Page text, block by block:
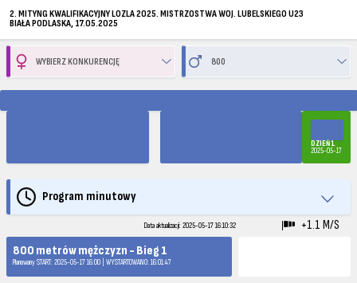
2. MITYNG KWALIFIKACYJNY LOZLA 2025. MISTRZOSTWA WOJ. LUBELSKIEGO U23
BIAŁA PODLASKA, 17.05.2025
DZIEŃ 1
2025-05-17
Program minutowy
Data aktualizacji: 2025-05-17 16:10:32
+1.1 M/S
800 metrów mężczyzn - Bieg 1
Planowany START: 2025-05-17 16:00 | WYSTARTOWANO: 16:01:47